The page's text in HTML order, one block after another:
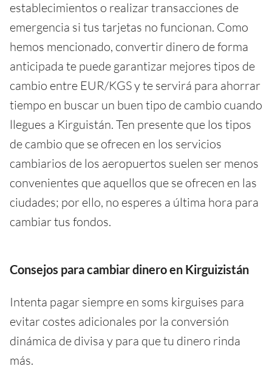
establecimientos o realizar transacciones de
emergencia si tus tarjetas no funcionan. Como
hemos mencionado, convertir dinero de forma
anticipada te puede garantizar mejores tipos de
cambio entre EUR/KGS y te servirá para ahorrar
tiempo en buscar un buen tipo de cambio cuando
llegues a Kirguistán. Ten presente que los tipos
de cambio que se ofrecen en los servicios
cambiarios de los aeropuertos suelen ser menos
convenientes que aquellos que se ofrecen en las
ciudades; por ello, no esperes a última hora para
cambiar tus fondos.
Consejos para cambiar dinero en Kirguizistán
Intenta pagar siempre en soms kirguises para
evitar costes adicionales por la conversión
dinámica de divisa y para que tu dinero rinda
más.